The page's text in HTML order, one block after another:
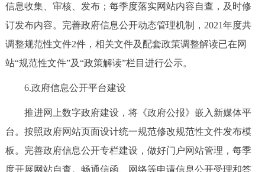
信息收集、审核、发布；每季度落实网站内容自查，及时修
订发布内容。完善政府信息公开动态管理机制，2021年度共
调整规范性文件2件，相关文件及配套政策调整解读已在网
站“规范性文件”及“政策解读”栏目进行公示。
6.政府信息公开平台建设
推进网上数字政府建设，将《政府公报》嵌入新媒体平
台。按照政府网站页面设计统一规范修改规范性文件发布模
板。完善政府信息公开专栏建设，做好门户网站管理，每季
度开展网站自查。畅通信函、网络等申请信息公开受理和答